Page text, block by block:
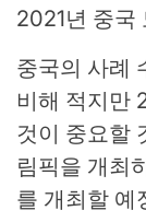
2021년 중국
중국의 사례
비해 적지만
것이 중요할
림픽을 개최
를 개최할 예